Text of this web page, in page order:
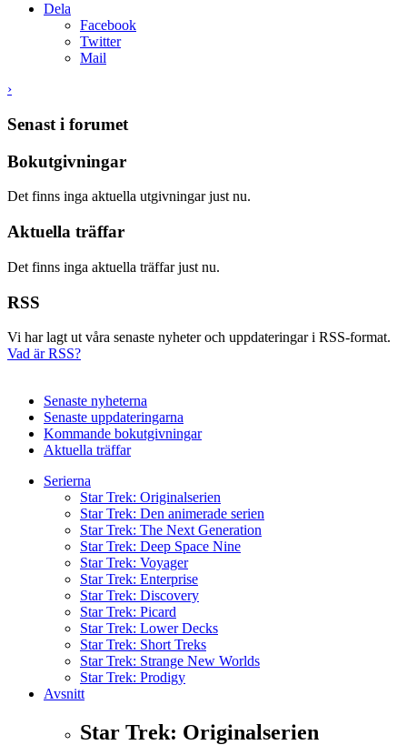
Dela
Facebook
Twitter
Mail
›
Senast i forumet
Bokutgivningar
Det finns inga aktuella utgivningar just nu.
Aktuella träffar
Det finns inga aktuella träffar just nu.
RSS
Vi har lagt ut våra senaste nyheter och uppdateringar i RSS-format.
Vad är RSS?
Senaste nyheterna
Senaste uppdateringarna
Kommande bokutgivningar
Aktuella träffar
Serierna
Star Trek: Originalserien
Star Trek: Den animerade serien
Star Trek: The Next Generation
Star Trek: Deep Space Nine
Star Trek: Voyager
Star Trek: Enterprise
Star Trek: Discovery
Star Trek: Picard
Star Trek: Lower Decks
Star Trek: Short Treks
Star Trek: Strange New Worlds
Star Trek: Prodigy
Avsnitt
Star Trek: Originalserien